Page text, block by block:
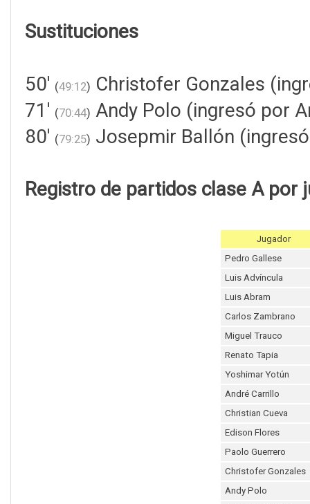
Sustituciones
50' (49:12) Christofer Gonzales
71' (70:44) Andy Polo (ingresó por
80' (79:25) Josepmir Ballón
Registro de partidos clase A por
Jugador
Pedro Gallese
Luis Advíncula
Luis Abram
Carlos Zambrano
Miguel Trauco
Renato Tapia
Yoshimar Yotún
André Carrillo
Christian Cueva
Edison Flores
Paolo Guerrero
Christofer Gonzales
Andy Polo